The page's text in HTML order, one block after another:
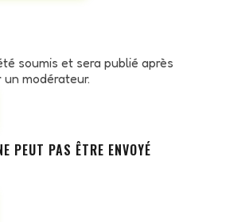
soumis et sera publié après
modérateur.
PEUT PAS ÊTRE ENVOYÉ